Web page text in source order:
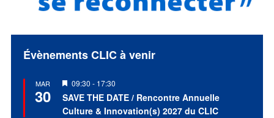
Évènements CLIC à venir
MAR
30
Mis
en
avant
09:30 - 17:30
SAVE THE DATE / Rencontre Annuelle
Culture & Innovation(s) 2027 du CLIC